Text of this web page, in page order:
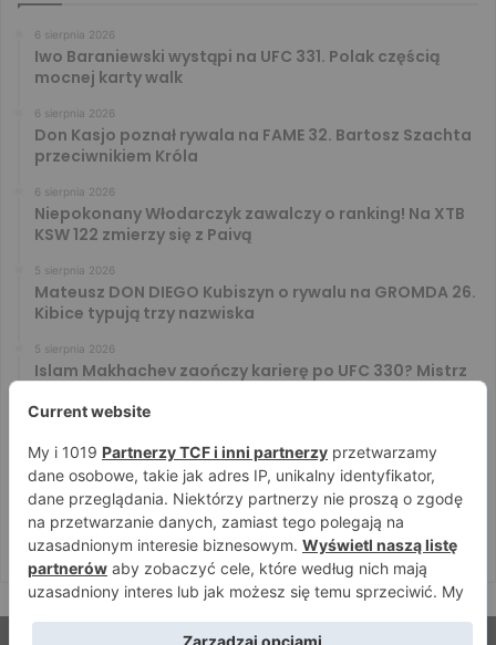
6 sierpnia 2026
Iwo Baraniewski wystąpi na UFC 331. Polak częścią
mocnej karty walk
6 sierpnia 2026
Don Kasjo poznał rywala na FAME 32. Bartosz Szachta
przeciwnikiem Króla
6 sierpnia 2026
Niepokonany Włodarczyk zawalczy o ranking! Na XTB
KSW 122 zmierzy się z Paivą
5 sierpnia 2026
Mateusz DON DIEGO Kubiszyn o rywalu na GROMDA 26.
Kibice typują trzy nazwiska
5 sierpnia 2026
Islam Makhachev zaończy karierę po UFC 330? Mistrz
Tańcula nie gryzł się w język. Wymowna sugestia o
zachowaniu Jacka Murańskiego [VIDEO]
4 sierpnia 2026
Ostre spojrzenia Jóźwiaka i Ryty. Zobacz face to face
przed PRIME 18